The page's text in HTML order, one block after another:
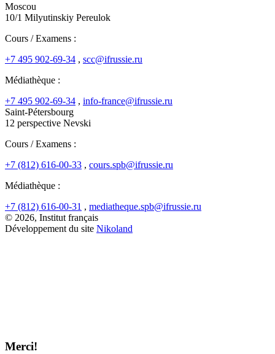
Moscou
10/1 Milyutinskiy Pereulok
Cours / Examens :
+7 495 902-69-34 , scc@ifrussie.ru
Médiathèque :
+7 495 902-69-34 , info-france@ifrussie.ru
Saint-Pétersbourg
12 perspective Nevski
Cours / Examens :
+7 (812) 616-00-33 , cours.spb@ifrussie.ru
Médiathèque :
+7 (812) 616-00-31 , mediatheque.spb@ifrussie.ru
© 2026, Institut français
Développement du site Nikoland
Merci!